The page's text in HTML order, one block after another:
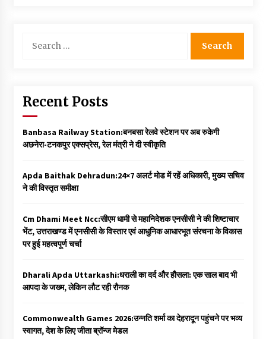
for:
Recent Posts
Banbasa Railway Station:बनबसा रेलवे स्टेशन पर अब रुकेगी
अछनेरा-टनकपुर एक्सप्रेस, रेल मंत्री ने दी स्वीकृति
Apda Baithak Dehradun:24×7 अलर्ट मोड में रहें अधिकारी, मुख्य सचिव
ने की विस्तृत समीक्षा
Cm Dhami Meet Ncc:सीएम धामी से महानिदेशक एनसीसी ने की शिष्टाचार
भेंट, उत्तराखण्ड में एनसीसी के विस्तार एवं आधुनिक आधारभूत संरचना के विकास
पर हुई महत्वपूर्ण चर्चा
Dharali Apda Uttarkashi:धराली का दर्द और हौसला: एक साल बाद भी
आपदा के जख्म, लेकिन लौट रही रौनक
Commonwealth Games 2026:उन्नति शर्मा का देहरादून पहुंचने पर भव्य
स्वागत, देश के लिए जीता ब्रॉन्ज मेडल